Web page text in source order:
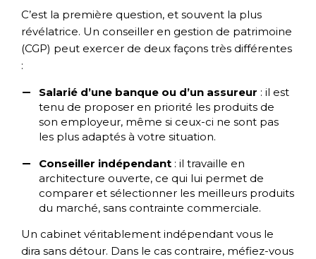
C’est la première question, et souvent la plus
révélatrice. Un conseiller en gestion de patrimoine
(CGP) peut exercer de deux façons très différentes
:
Salarié d’une banque ou d’un assureur : il est
tenu de proposer en priorité les produits de
son employeur, même si ceux-ci ne sont pas
les plus adaptés à votre situation.
Conseiller indépendant : il travaille en
architecture ouverte, ce qui lui permet de
comparer et sélectionner les meilleurs produits
du marché, sans contrainte commerciale.
Un cabinet véritablement indépendant vous le
dira sans détour. Dans le cas contraire, méfiez-vous